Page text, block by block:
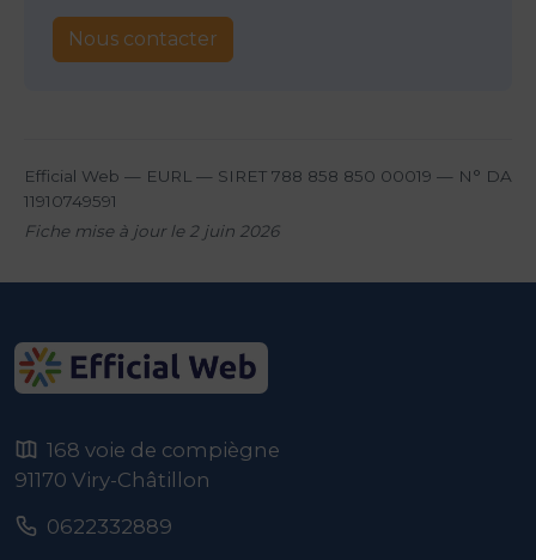
Nous contacter
Efficial Web — EURL — SIRET 788 858 850 00019 — N° DA
11910749591
Fiche mise à jour le 2 juin 2026
168 voie de compiègne
91170 Viry-Châtillon
0622332889